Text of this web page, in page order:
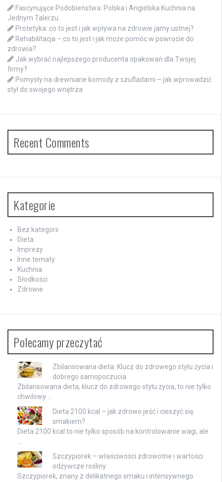
Fascynujące Podobieństwa: Polska i Angielska Kuchnia na
Jednym Talerzu
Protetyka: co to jest i jak wpływa na zdrowie jamy ustnej?
Rehabilitacja – co to jest i jak może pomóc w powrocie do
zdrowia?
Jak wybrać najlepszego producenta opakowań dla Twojej
firmy?
Pomysły na drewniane komody z szufladami – jak wprowadzić
styl do swojego wnętrza
Recent Comments
Kategorie
Bez kategorii
Dieta
Imprezy
Inne tematy
Kuchnia
Słodkości
Zdrowie
Polecamy przeczytać
Zbilansowana dieta: Klucz do zdrowego stylu życia i
dobrego samopoczucia
Zbilansowana dieta, klucz do zdrowego stylu życia, to nie tylko
chwilowy …
Dieta 2100 kcal – jak zdrowo jeść i cieszyć się
smakiem?
Dieta 2100 kcal to nie tylko sposób na kontrolowanie wagi, ale
Szczypiorek – właściwości zdrowotne i wartości
odżywcze rośliny
Szczypiorek, znany z delikatnego smaku i intensywnego